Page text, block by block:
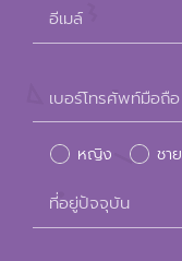
อีเมล์
leave
this
field
empty.
เบอร์โทรศัพท์มือถือ
หญิง ชาย
ที่อยู่ปัจจุบัน